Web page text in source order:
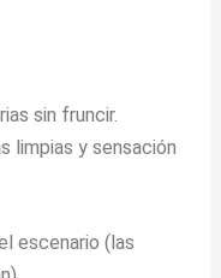
sin fruncir.
limpias y sensación
escenario (las